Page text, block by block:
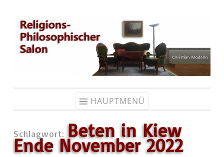
Zum
Inhalt
springen
HAUPTMENÜ
Schlagwort: Beten in Kiew
Ende November 2022